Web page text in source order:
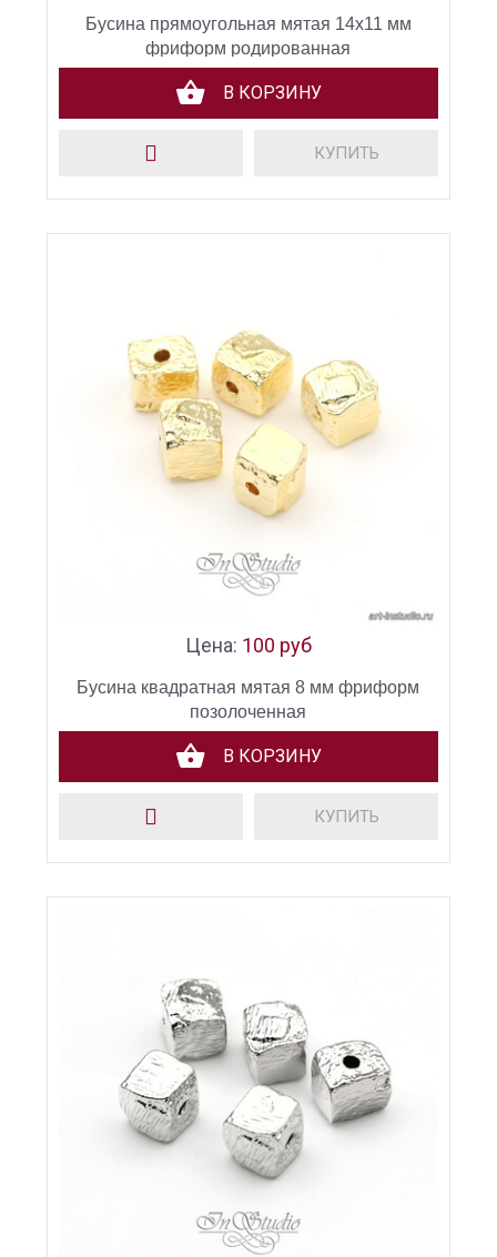
Бусина прямоугольная мятая 14х11 мм
фриформ родированная
В КОРЗИНУ
КУПИТЬ
Цена: 100 руб
Бусина квадратная мятая 8 мм фриформ
позолоченная
В КОРЗИНУ
КУПИТЬ